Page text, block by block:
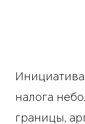
налога
границы,